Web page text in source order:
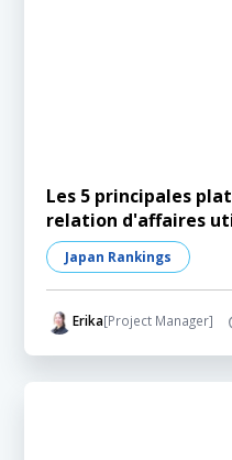
Les 5 principales
relation d'affaires
Japan Rankings
Erika[Project Manager]